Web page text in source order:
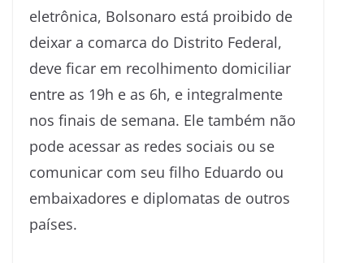
eletrônica, Bolsonaro está proibido de
deixar a comarca do Distrito Federal,
deve ficar em recolhimento domiciliar
entre as 19h e as 6h, e integralmente
nos finais de semana. Ele também não
pode acessar as redes sociais ou se
comunicar com seu filho Eduardo ou
embaixadores e diplomatas de outros
países.